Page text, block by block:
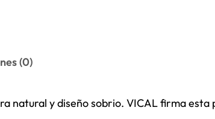
(0)
natural y diseño sobrio. VICAL firma esta